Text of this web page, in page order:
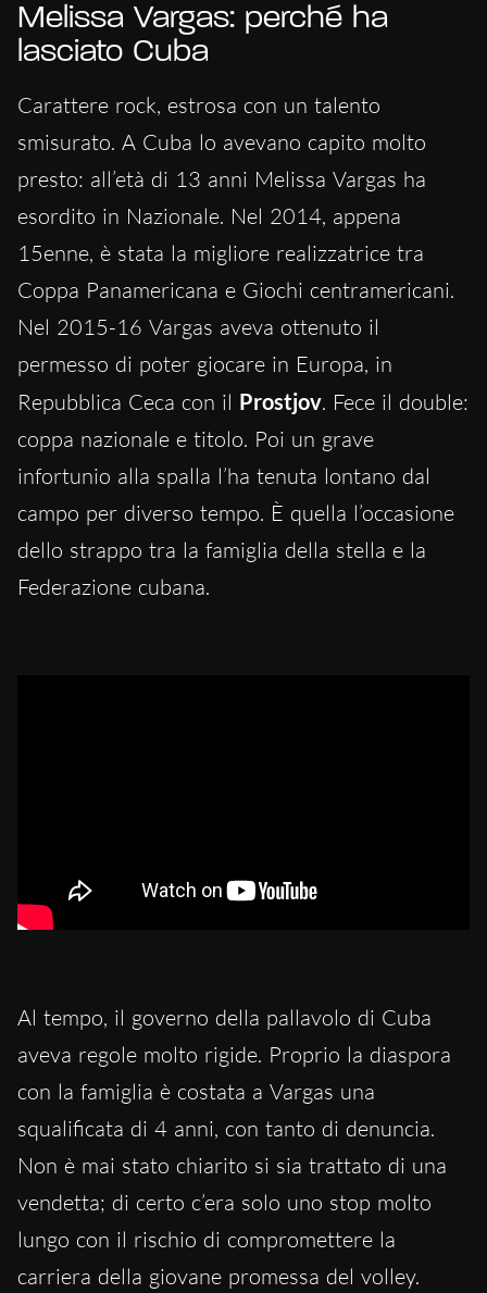
Melissa Vargas: perché ha
lasciato Cuba
Carattere rock, estrosa con un talento
smisurato. A Cuba lo avevano capito molto
presto: all’età di 13 anni Melissa Vargas ha
esordito in Nazionale. Nel 2014, appena
15enne, è stata la migliore realizzatrice tra
Coppa Panamericana e Giochi centramericani.
Nel 2015-16 Vargas aveva ottenuto il
permesso di poter giocare in Europa, in
Repubblica Ceca con il Prostjov. Fece il double:
coppa nazionale e titolo. Poi un grave
infortunio alla spalla l’ha tenuta lontano dal
campo per diverso tempo. È quella l’occasione
dello strappo tra la famiglia della stella e la
Federazione cubana.
Al tempo, il governo della pallavolo di Cuba
aveva regole molto rigide. Proprio la diaspora
con la famiglia è costata a Vargas una
squalificata di 4 anni, con tanto di denuncia.
Non è mai stato chiarito si sia trattato di una
vendetta; di certo c’era solo uno stop molto
lungo con il rischio di compromettere la
carriera della giovane promessa del volley.